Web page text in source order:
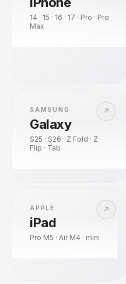
14 · 15 · 16 · 17 · Pro · Pro
Max
↗
SAMSUNG
Galaxy
S25 · S26 · Z Fold · Z
Flip · Tab
↗
APPLE
iPad
Pro M5 · Air M4 · mini